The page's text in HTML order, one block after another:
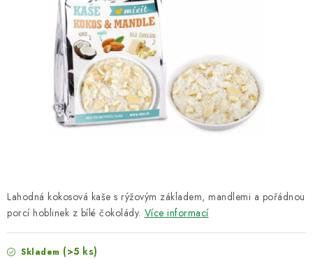
VITAMÍNY
DOPRAVA A PLATBA
VELKOOBCHOD
KONTAKTY
Doprava a platba Velkoobchod
Kontakty
Reklamace a vrácení zboží
Obchodní podmínky
Lahodná kokosová kaše s rýžovým základem, mandlemi a pořádnou
porcí hoblinek z bílé čokolády. Více informací
Skladem (>5 ks)